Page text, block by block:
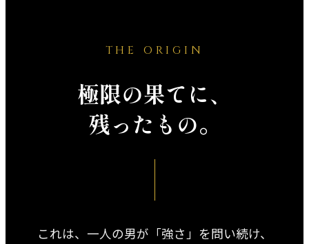
THE ORIGIN
極限の果てに、
残ったもの。
これは、一人の男が「強さ」を問い続け、